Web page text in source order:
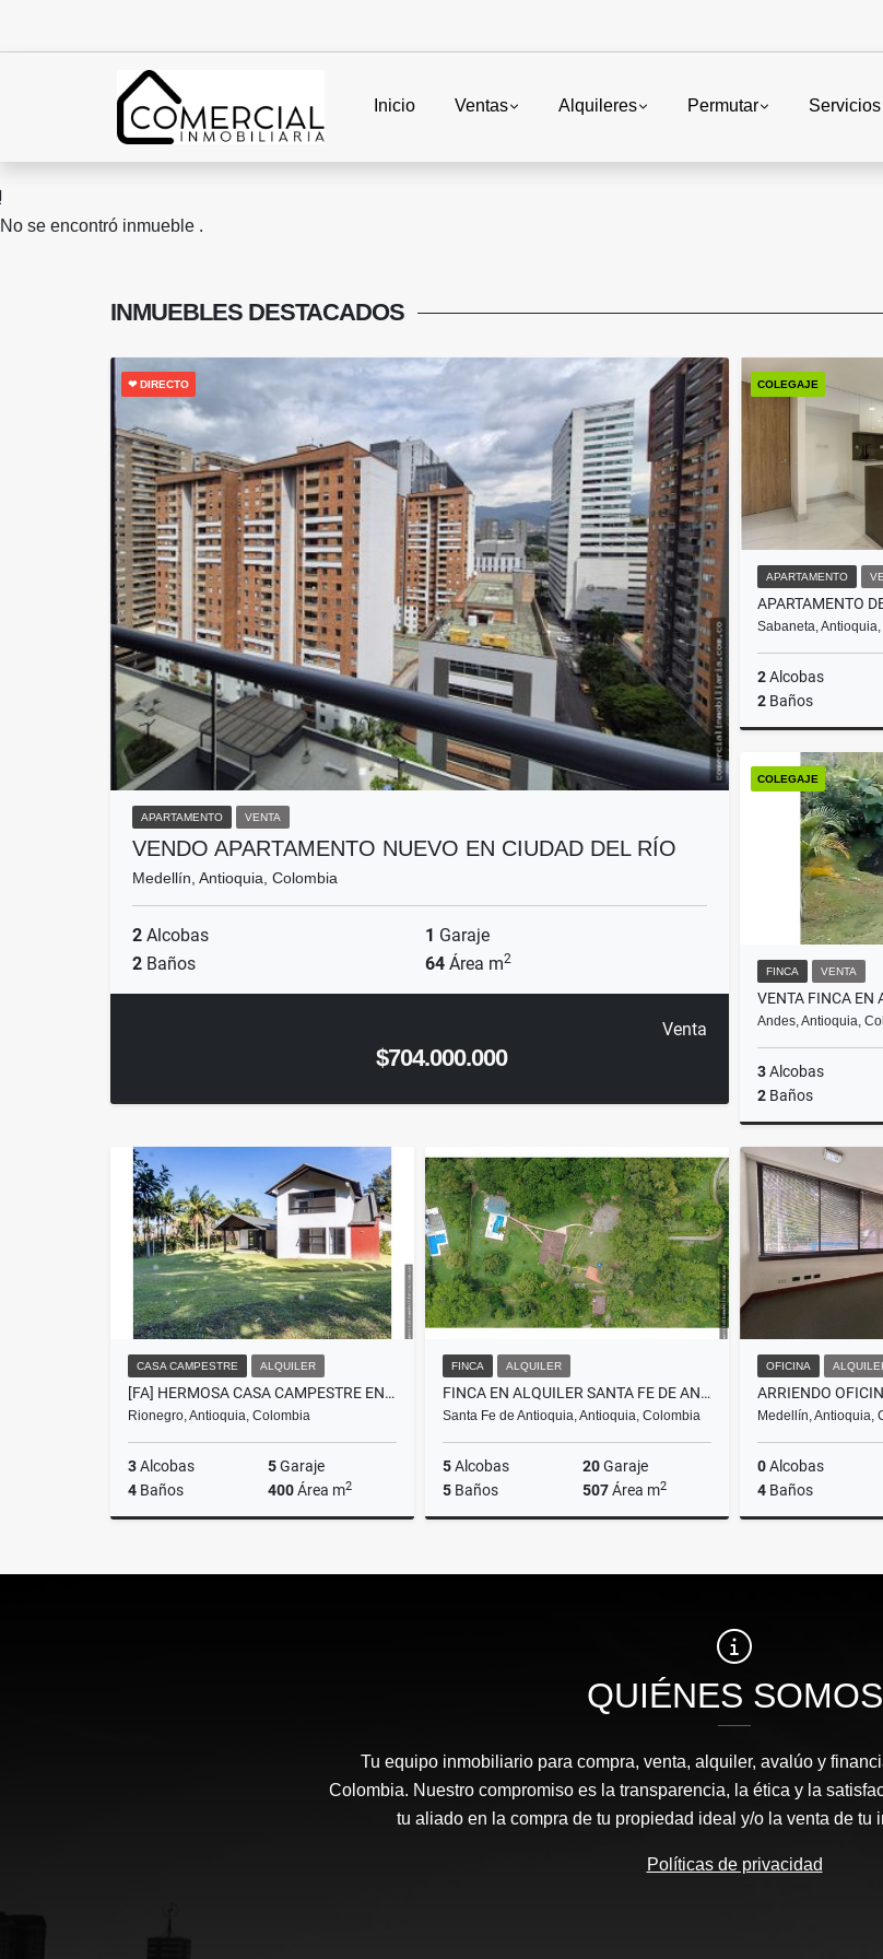
Inicio Ventas Alquileres Permutar Servicios
No se encontró inmueble .
INMUEBLES DESTACADOS
❤ DIRECTO
APARTAMENTO VENTA
VENDO APARTAMENTO NUEVO EN CIUDAD DEL RÍO
Medellín, Antioquia, Colombia
2 Alcobas 1 Garaje
2 Baños 64 Área m2
Venta
$704.000.000
COLEGAJE
APARTAMENTO
Sabaneta,
2Alcobas
2 Baños
COLEGAJE
FINCA VENTA
Andes, Antioquia,
3Alcobas
2 Baños
CASA CAMPESTRE ALQUILER
[FA] HERMOSA CASA CAMPESTRE EN LA VEREDA EL TABLAZO RIONEGRO
Rionegro, Antioquia, Colombia
3Alcobas 5Garaje
4 Baños 400Área m2
$9.000.000
FINCA ALQUILER
FINCA EN ALQUILER SANTA FE DE ANTIOQUIA
Santa Fe de Antioquia, Antioquia, Colombia
5Alcobas 20Garaje
5 Baños 507Área m2
$1.700.000
OFICINA
Medellín, Antioquia,
0Alcobas
4 Baños
QUIÉNES SOMOS
Tu equipo inmobiliario para compra, venta, alquiler, avalúo y
Colombia. Nuestro compromiso es la transparencia, la ética y la
tu aliado en la compra de tu propiedad ideal y/o la venta de tu
Políticas de privacidad